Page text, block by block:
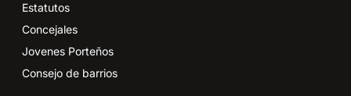
Estatutos
Concejales
Jovenes Porteños
Consejo de barrios